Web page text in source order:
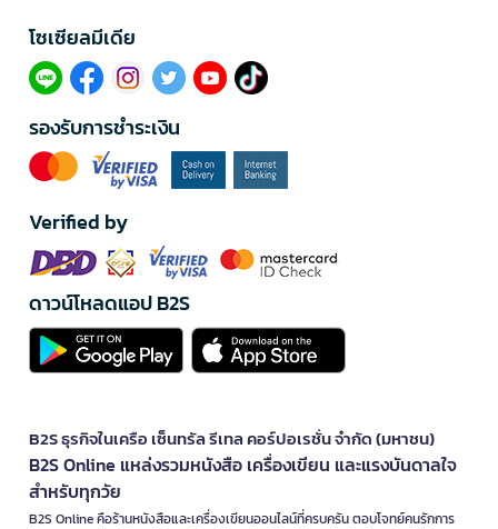
โซเซียลมีเดีย​
รองรับการชำระเงิน
Verified by
ดาวน์โหลดแอป B2S
B2S ธุรกิจในเครือ เซ็นทรัล รีเทล คอร์ปอเรชั่น จำกัด (มหาชน)
B2S Online แหล่งรวมหนังสือ เครื่องเขียน และแรงบันดาลใจ
สำหรับทุกวัย
B2S Online คือร้านหนังสือและเครื่องเขียนออนไลน์ที่ครบครัน ตอบโจทย์คนรักการ